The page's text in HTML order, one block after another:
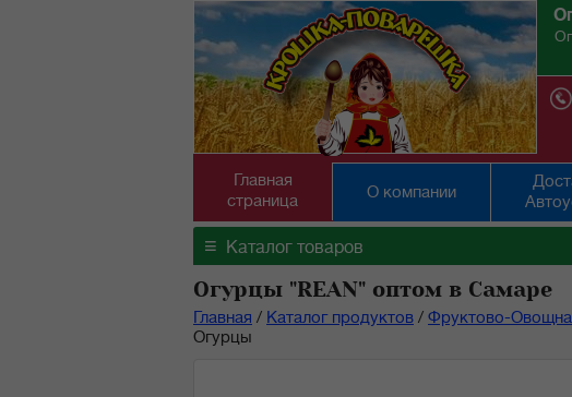
Главная
страница
О компании
≡ Каталог товаров
Огурцы "REAN" оптом в Самаре
Главная / Каталог продуктов / Фруктово-
Огурцы